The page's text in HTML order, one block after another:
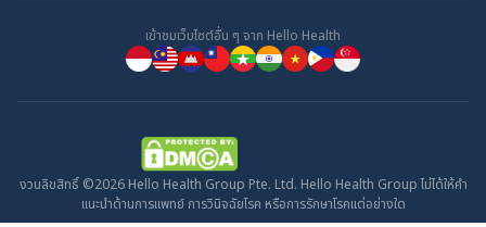
เข้าชมเว็บไซต์อื่น ๆ จาก Hello Health
งวนลิขสิทธิ์ ©2026 Hello Health Group Pte. Ltd. Hello Health Group ไม่ได้ให้คำ
แนะนำด้านการแพทย์ การวินิจฉัยโรค หรือการรักษาโรคแต่อย่างใด